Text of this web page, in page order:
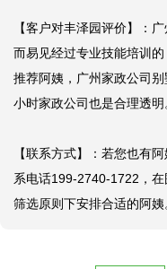
【客户对丰泽园评价】：
而易见经过专业技能培训
推荐阿姨，广州家政公司
小时家政公司也是合理透明
【联系方式】：若您也有
系电话199-2740-1722，
筛选原则下安排合适的阿姨